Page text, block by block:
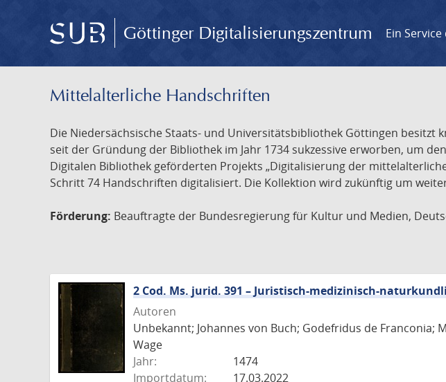
Göttinger Digitalisierungszentrum Ein
Mittelalterliche Handschriften
Die Niedersächsische Staats- und Universitätsbibliothek Göttingen
seit der Gründung der Bibliothek im Jahr 1734 sukzessive erworben, um
Digitalen Bibliothek geförderten Projekts „Digitalisierung der
Schritt 74 Handschriften digitalisiert. Die Kollektion wird zukünftig um
Förderung: Beauftragte der Bundesregierung für Kultur und Medien,
2 Cod. Ms. jurid. 391 – Juristisch-medizinisch-
Autoren
Unbekannt; Johannes von Buch; Godefridus de
Wage
Jahr:
1474
Importdatum:
17.03.2022